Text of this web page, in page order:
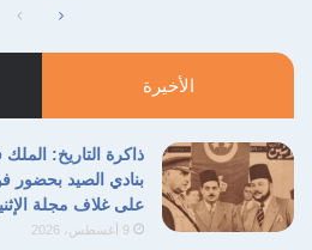
الصفحة
التالية
الأخيرة
ذاكرة التاريخ:
بنادي الصيد بحضور
على غلاف مجلة
9 أغسطس، 2026